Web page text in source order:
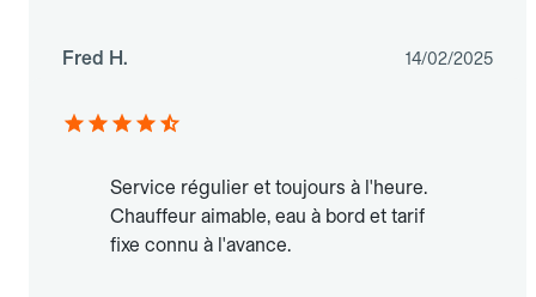
Fred H. 14/02/2025
Service régulier et toujours à l'heure.
Chauffeur aimable, eau à bord et tarif
fixe connu à l'avance.